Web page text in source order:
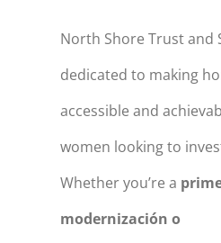
North Shore Trust and
dedicated to making
accessible and
women looking to
Whether you’re a
modernización o